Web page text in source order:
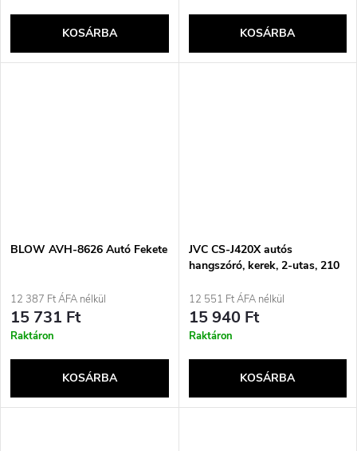
KOSÁRBA KOSÁRBA
BLOW AVH-8626 Autó Fekete
12 387 Ft ÁFA nélkül
15 731 Ft
Raktáron
KOSÁRBA
JVC CS-J420X autós
hangszóró, kerek, 2-utas, 210
12 551 Ft ÁFA nélkül
15 940 Ft
Raktáron
KOSÁRBA